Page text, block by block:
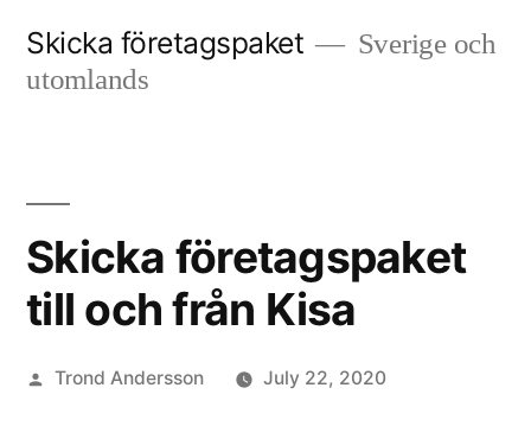
Skicka företagspaket
Sverige och
utomlands
Skicka företagspaket
till och från Kisa
Posted
Trond Andersson July 22, 2020